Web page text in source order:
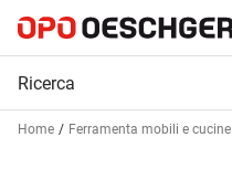
Home Ferramenta mobili e cucine